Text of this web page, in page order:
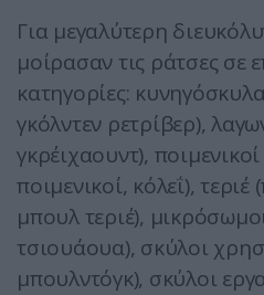
Για μεγαλύτερη
μοίρασαν τις ράτσες σε
κατηγορίες:
γκόλντεν ρετρίβερ),
γκρέιχαουντ),
ποιμενικοί, κόλεΐ),
μπουλ τεριέ),
τσιουάουα), σκύλοι
μπουλντόγκ), σκύλοι